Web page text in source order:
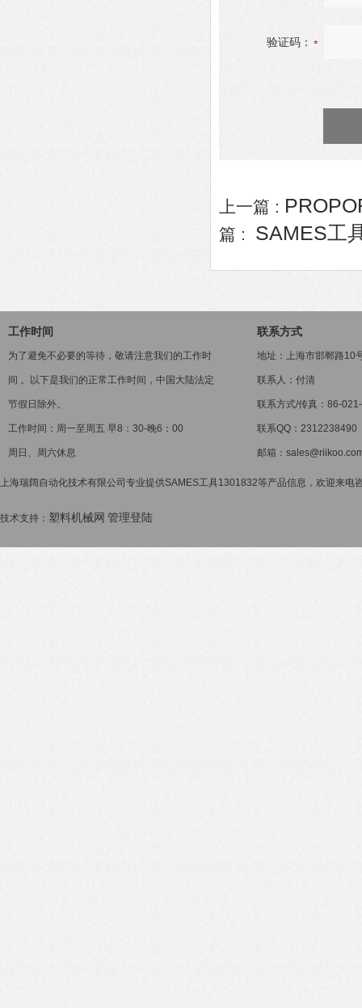
验证码：
上一篇 :
篇 : SAMES工
工作时间
为了避免不必要的等待，敬请注意我们的工作时
间 。以下是我们的正常工作时间，中国大陆法定
节假日除外。
工作时间：周一至周五 早8：30-晚6：00
周日、周六休息
联系方式
地址：上海市邯郸路10
联系人：付清
联系方式/传真：86-
联系QQ：2312238490
邮箱：
上海瑞阔自动化技术有限公司专业提供SAMES工具1301832等产品信息，欢迎来电
技术支持： 塑料机械网 管理登陆